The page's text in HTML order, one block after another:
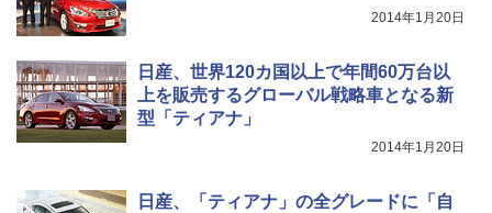
2014年1月20日
日産、世界120カ国以上で年間60万台以
上を販売するグローバル戦略車となる新
型「ティアナ」
2014年1月20日
日産、「ティアナ」の全グレードに「自